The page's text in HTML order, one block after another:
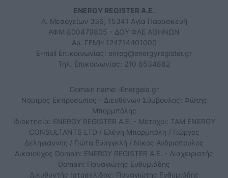
ENERGY REGISTER Α.Ε.
Λ. Μεσογείων 336, 15341 Αγία Παρασκευή
ΑΦΜ 800479805 - ΔΟΥ ΦΑΕ ΑΘΗΝΩΝ
Αρ. ΓΕΜΗ 124714401000
E-mail Επικοινωνίας: enreg@energyregister.gr
Τηλ. Επικοινωνίας: 210 6534882
Domain name: iEnergeia.gr
Νόμιμος Εκπρόσωπος - Διευθύνων Σύμβουλος: Φώτης
Μπορμπόλης
Ιδιοκτησία: ENERGY REGISTER Α.Ε. - Μέτοχοι: TAM ENERGY
CONSULTANTS LTD / Ελένη Μπορμπόλη / Γιώργος
Δεληγιάννης / Γιώτα Ευαγγελή / Νίκος Ανδριόπουλος
Δικαιούχος Domain: ENERGY REGISTER Α.Ε. - Διαχειριστής
Domain: Παναγιώτης Ευθυμιάδης
Διευθυντής Ιστοσελίδας: Παναγιώτης Ευθυμιάδης